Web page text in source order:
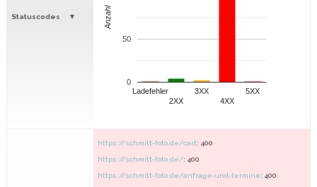
Statuscodes
Ladefehler
2XX
3XX
4XX
5XX
0
50
Anzahl
https://schmitt-foto.de/cart: 400
https://schmitt-foto.de/: 400
https://schmitt-foto.de/anfrage-und-termine: 400